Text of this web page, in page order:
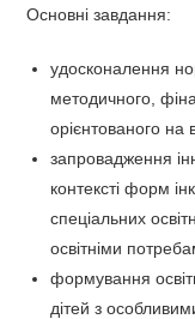
Основні завдання:
удосконалення
методичного,
орієнтованого на
запровадження
контексті форм
спеціальних
освітніми
формування
дітей з